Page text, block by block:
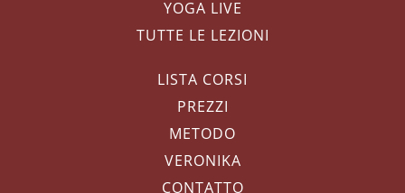
YOGA LIVE
TUTTE LE LEZIONI
LISTA CORSI
PREZZI
METODO
VERONIKA
CONTATTO